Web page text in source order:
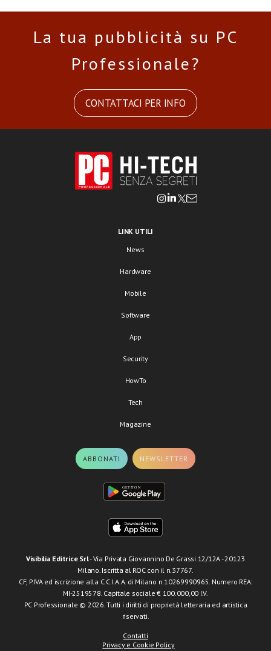
La tua pubblicità su PC
Professionale?
CONTATTACI PER INFO
LINK UTILI
News
Hardware
Mobile
Software
App
Security
HowTo
Tech
Magazine
ABBONATI NEWSLETTER
Visibilia Editrice Srl- Via Privata Giovannino De Grassi 12/12A - 20123
Milano. Iscritta al ROC con il n.37767.
CF, P.IVA ed iscrizione alla C.C.I.A.A. di Milano n.10269990965. Numero REA:
MI-2519578. Capitale sociale € 100.000,00 I.V.
PC Professionale © 2026. Tutti i diritti di proprietà letteraria ed artistica
riservati.
Contatti
Privacy e Cookie Policy